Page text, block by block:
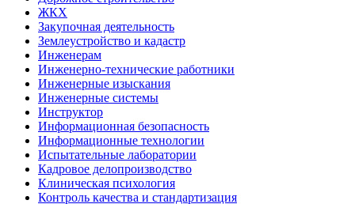
ЖКХ
Закупочная деятельность
Землеустройство и кадастр
Инженерам
Инженерно-технические работники
Инженерные изыскания
Инженерные системы
Инструктор
Информационная безопасность
Информационные технологии
Испытательные лаборатории
Кадровое делопроизводство
Клиническая психология
Контроль качества и стандартизация